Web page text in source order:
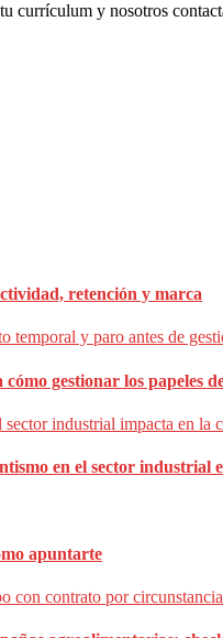
currículum y nosotros
retención y marca
gestionar los papeles
en el sector industrial
apuntarte